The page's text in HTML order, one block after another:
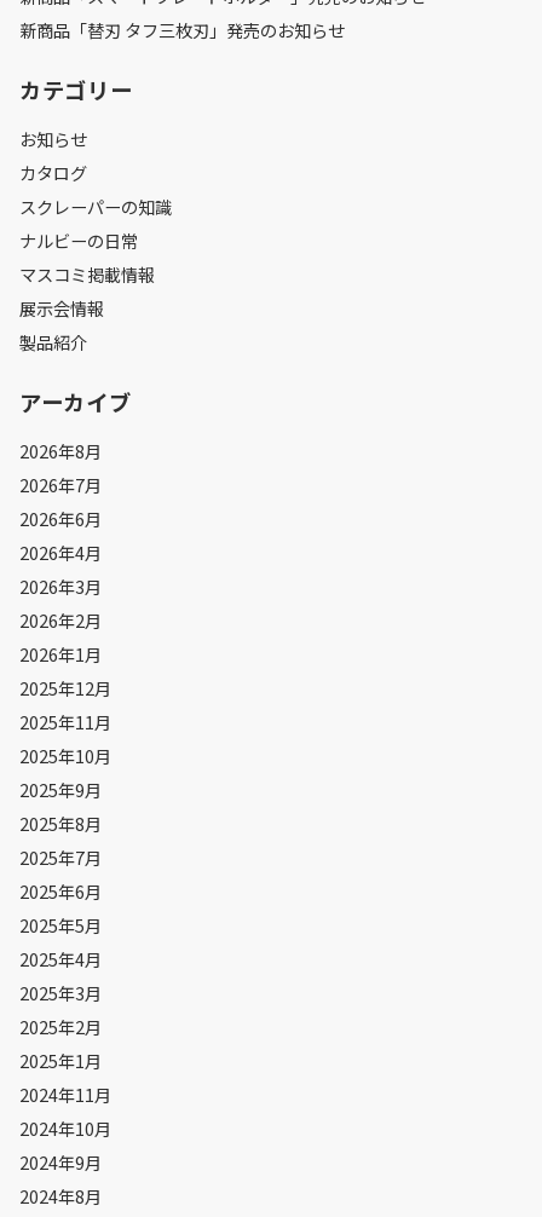
新商品「替刃 タフ三枚刃」発売のお知らせ
カテゴリー
お知らせ
カタログ
スクレーパーの知識
ナルビーの日常
マスコミ掲載情報
展示会情報
製品紹介
アーカイブ
2026年8月
2026年7月
2026年6月
2026年4月
2026年3月
2026年2月
2026年1月
2025年12月
2025年11月
2025年10月
2025年9月
2025年8月
2025年7月
2025年6月
2025年5月
2025年4月
2025年3月
2025年2月
2025年1月
2024年11月
2024年10月
2024年9月
2024年8月